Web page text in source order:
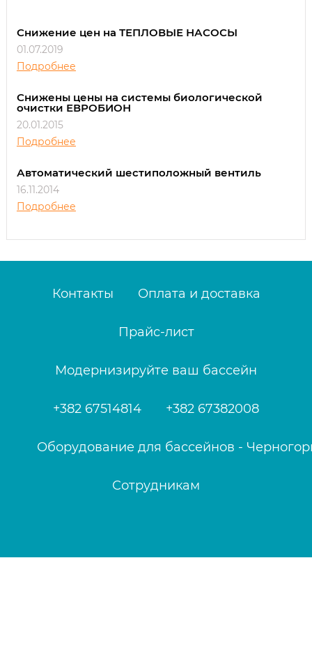
Снижение цен на ТЕПЛОВЫЕ НАСОСЫ
01.07.2019
Подробнее
Снижены цены на системы биологической
очистки ЕВРОБИОН
20.01.2015
Подробнее
Автоматический шестиположный вентиль
16.11.2014
Подробнее
Контакты Оплата и доставка
Прайс-лист
Модернизируйте ваш бассейн
+382 67514814 +382 67382008
Оборудование для бассейнов -
Сотрудникам